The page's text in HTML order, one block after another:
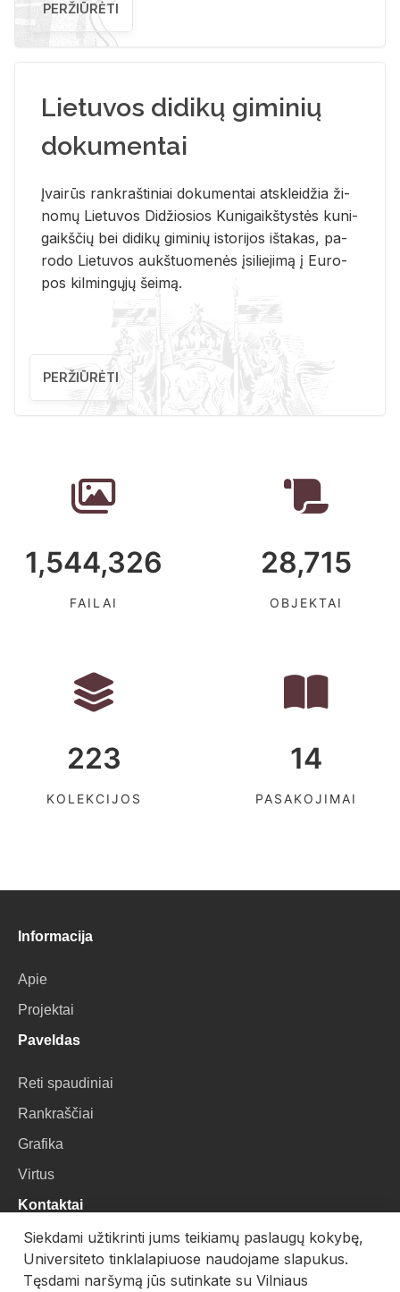
PERŽIŪRĖTI
Lietuvos didikų giminių
dokumentai
Įvai­rūs rank­raš­ti­niai do­ku­men­tai at­sklei­džia ži­
no­mų Lie­tu­vos Di­džio­sios Ku­ni­gaikš­tys­tės ku­ni­
gaikš­čių bei di­di­kų gi­mi­nių is­to­ri­jos iš­ta­kas, pa­
ro­do Lie­tu­vos aukš­tuo­me­nės įsi­lie­ji­mą į Eu­ro­
pos kil­min­gų­jų šei­mą.
PERŽIŪRĖTI
1,544,326
FAILAI
28,715
OBJEKTAI
223
KOLEKCIJOS
14
PASAKOJIMAI
Informacija
Apie
Projektai
Paveldas
Reti spaudiniai
Rankraščiai
Grafika
Virtus
Kontaktai
VU Biblioteka
Universiteto g. 3, LT-01122, Vilnius
Siekdami užtikrinti jums teikiamų paslaugų kokybę,
Universiteto tinklalapiuose naudojame slapukus.
Tęsdami naršymą jūs sutinkate su Vilniaus